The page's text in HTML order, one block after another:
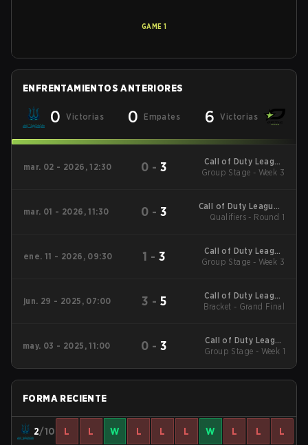
GAME 1
ENFRENTAMIENTOS ANTERIORES
0 Victorias 0 Empates 6 Victorias
mar. 02 - 2026, 12:30 0 - 3
Call of Duty League
2026 Regular Season
Group Stage - Week 3
mar. 01 - 2026, 11:30 0 - 3
Call of Duty League -
Call of Duty League
Qualifiers - Round 1
ene. 11 - 2026, 09:30 1 - 3
Call of Duty League
2026 Regular Season
Group Stage - Week 3
jun. 29 - 2025, 07:00 3 - 5
Call of Duty League
2025 CDL
Bracket - Grand Final
may. 03 - 2025, 11:00 0 - 3
Call of Duty League
2025 Regular Season
Group Stage - Week 1
FORMA RECIENTE
2/10 L L W L L L W L L L